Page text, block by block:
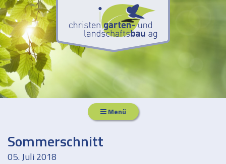
Menü
Sommerschnitt
05. Juli 2018